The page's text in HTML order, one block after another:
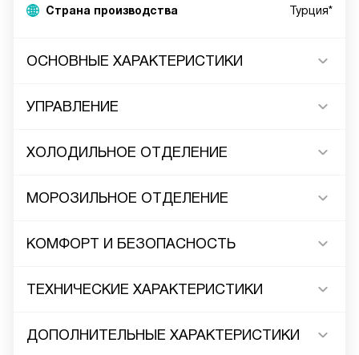
Страна производства Турция*
ОСНОВНЫЕ ХАРАКТЕРИСТИКИ
УПРАВЛЕНИЕ
ХОЛОДИЛЬНОЕ ОТДЕЛЕНИЕ
МОРОЗИЛЬНОЕ ОТДЕЛЕНИЕ
КОМФОРТ И БЕЗОПАСНОСТЬ
ТЕХНИЧЕСКИЕ ХАРАКТЕРИСТИКИ
ДОПОЛНИТЕЛЬНЫЕ ХАРАКТЕРИСТИКИ